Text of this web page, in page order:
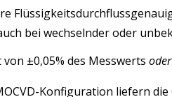
bei wechselnder oder
±0,05% des Messwerts oder
Konfiguration liefern